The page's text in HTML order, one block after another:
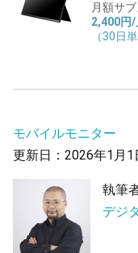
月額サ
2,400円/
（30日
モバイルモニター
更新日：2026年1月1
執筆
デジ